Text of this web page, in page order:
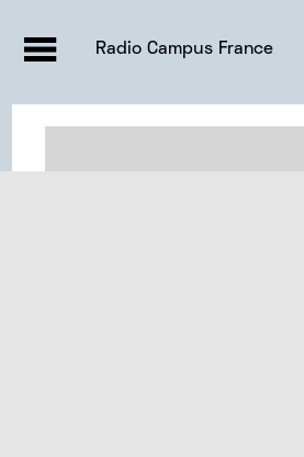
ACTUALITÉS
EMISSIONS |
PODCASTS
Radio Campus France